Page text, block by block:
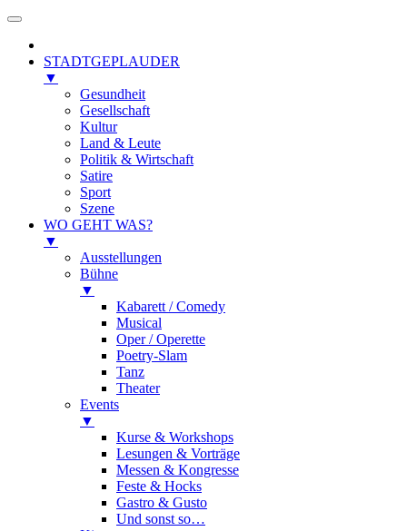
STADTGEPLAUDER
▼
Gesundheit
Gesellschaft
Kultur
Land & Leute
Politik & Wirtschaft
Satire
Sport
Szene
WO GEHT WAS?
▼
Ausstellungen
Bühne
▼
Kabarett / Comedy
Musical
Oper / Operette
Poetry-Slam
Tanz
Theater
Events
▼
Kurse & Workshops
Lesungen & Vorträge
Messen & Kongresse
Feste & Hocks
Gastro & Gusto
Und sonst so…